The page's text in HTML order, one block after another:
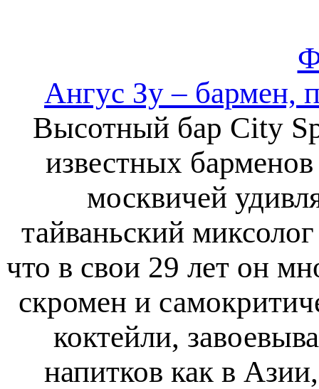
Ангус Зу – бармен,
Высотный бар City
известных
москвичей
тайваньский
что в свои 29 лет он
скромен и
коктейли,
напитков как в